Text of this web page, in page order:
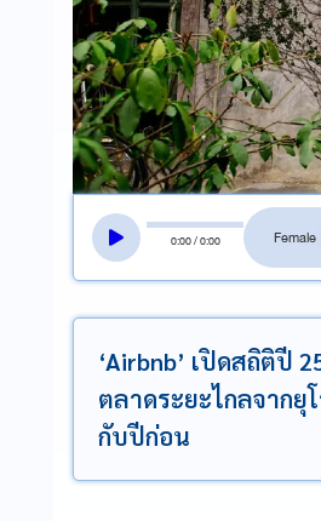
0:00/0:00
‘Airbnb’ เปิดสถิติปี
ตลาดระยะไกลจากยุ
กับปีก่อน